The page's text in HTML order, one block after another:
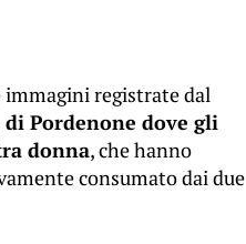
immagini registrate dal
Pordenone dove gli
donna, che hanno
consumato dai due